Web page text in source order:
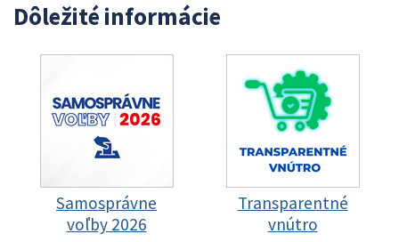
Dôležité informácie
Samosprávne
voľby 2026
Transparentné
vnútro